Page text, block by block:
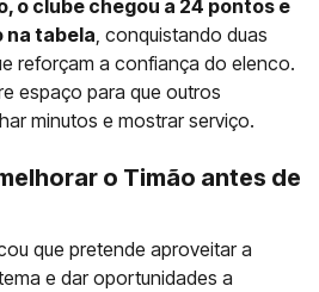
o clube chegou a 24 pontos e
na tabela , conquistando duas
reforçam a confiança do elenco.
espaço para que outros
minutos e mostrar serviço.
o Timão antes de
que pretende aproveitar a
e dar oportunidades a